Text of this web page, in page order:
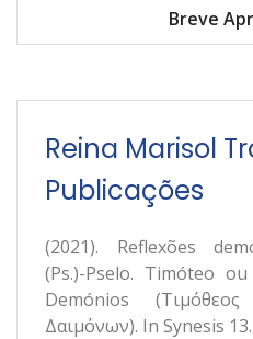
Breve
Reina Marisol
Publicações
(2021). Reflexões
(Ps.)-Pselo. Timóteo
Demónios
Δαιμόνων). In Synesis